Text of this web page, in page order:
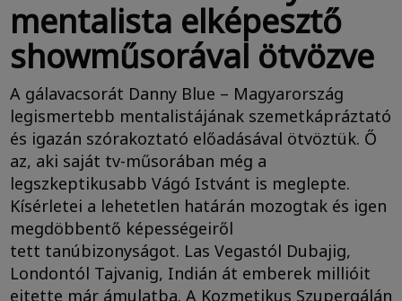
mentalista elképesztő
showműsorával ötvözve
A gálavacsorát Danny Blue – Magyarország
legismertebb mentalistájának szemetkápráztató
és igazán szórakoztató előadásával ötvöztük. Ő
az, aki saját tv-műsorában még a
legszkeptikusabb Vágó Istvánt is meglepte.
Kísérletei a lehetetlen határán mozogtak és igen
megdöbbentő képességeiről
tett tanúbizonyságot. Las Vegastól Dubajig,
Londontól Tajvanig, Indián át emberek millióit
ejtette már ámulatba. A Kozmetikus Szupergálán